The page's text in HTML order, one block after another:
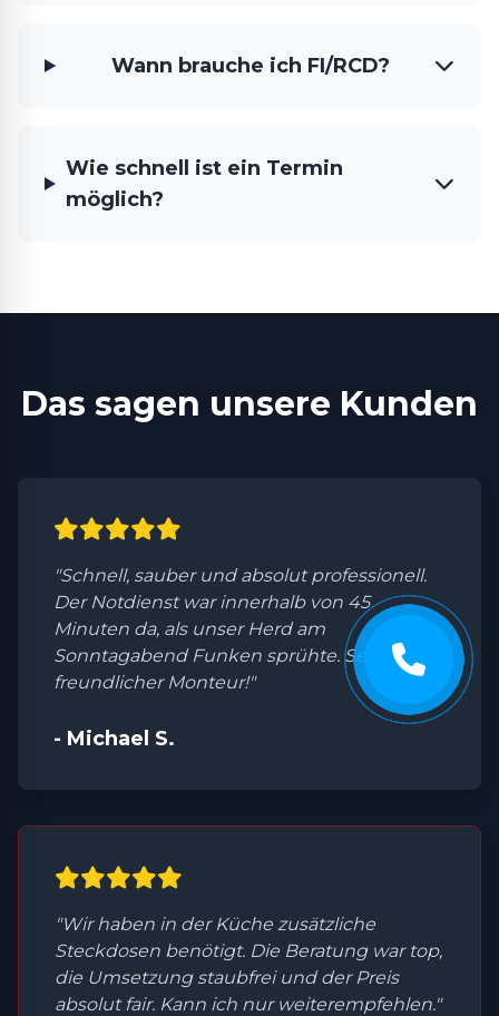
Wann brauche ich FI/RCD?
Wie schnell ist ein Termin
möglich?
Das sagen unsere Kunden
"Schnell, sauber und absolut professionell.
Der Notdienst war innerhalb von 45
Minuten da, als unser Herd am
Sonntagabend Funken sprühte. Sehr
freundlicher Monteur!"
- Michael S.
"Wir haben in der Küche zusätzliche
Steckdosen benötigt. Die Beratung war top,
die Umsetzung staubfrei und der Preis
absolut fair. Kann ich nur weiterempfehlen."